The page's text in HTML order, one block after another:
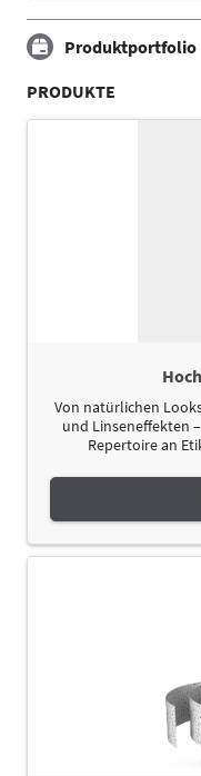
Produktportfolio
PRODUKTE
Von natürlichen
und Linseneffekten
Repertoire an